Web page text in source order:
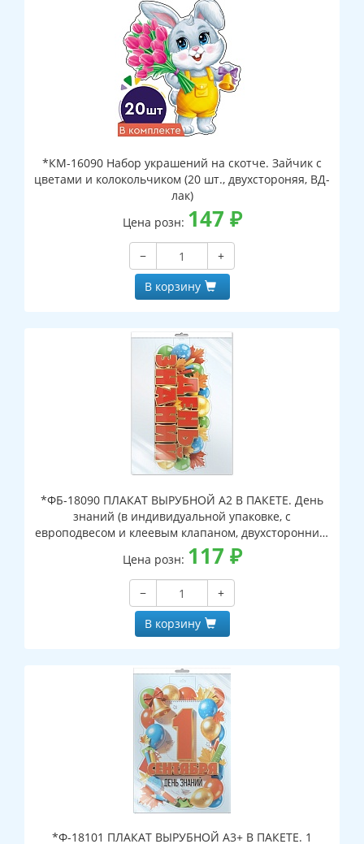
*КМ-16090 Набор украшений на скотче. Зайчик с
цветами и колокольчиком (20 шт., двухстороняя, ВД-
лак)
Цена розн: 147 ₽
−
+
В корзину
*ФБ-18090 ПЛАКАТ ВЫРУБНОЙ А2 В ПАКЕТЕ. День
знаний (в индивидуальной упаковке, с
европодвесом и клеевым клапаном, двухсторонний,
ВД-лак)
Цена розн: 117 ₽
−
+
В корзину
*Ф-18101 ПЛАКАТ ВЫРУБНОЙ А3+ В ПАКЕТЕ. 1